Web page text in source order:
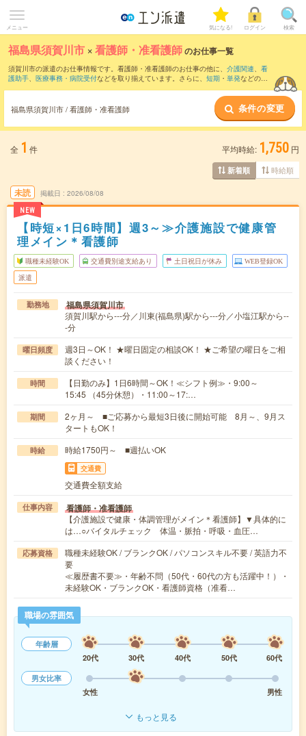
メニュー 気になる! ログイン 検索
福島県須賀川市 ×看護師・准看護師のお仕事一覧
須賀川市の派遣のお仕事情報です。看護師・准看護師のお仕事の他に、 介護関連、 看
護助手、 医療事務・病院受付などを取り揃えています。さらに、 短期 ・ 単発などの期
福島県須賀川市 / 看護師・准看護師 条件の変更
全 1 件 平均時給: 1,750 円
新着順 時給順
未読
NEW
掲載日 2026/08/08
【時短×1日6時間】週3～≫介護施設で健康管
理メイン＊看護師
職種未経験OK 交通費別途支給あり 土日祝日が休み WEB登録OK
派遣
勤務地 福島県須賀川市
須賀川駅から---分／川東(福島県)駅から---分／小塩江駅から--
-分
曜日頻度
週3日～OK！ ★曜日固定の相談OK！ ★ご希望の曜日をご相
談ください！
時間
【日勤のみ】1日6時間～OK！≪シフト例≫・9:00～
15:45 （45分休憩）・11:00～17:…
期間
2ヶ月～ ■ご応募から最短3日後に開始可能 8月～、9月ス
タートもOK！
時給 時給1750円～ ■週払いOK
交通費
交通費全額支給
仕事内容 看護師・准看護師
【介護施設で健康・体調管理がメイン＊看護師】▼具体的に
は…○バイタルチェック 体温・脈拍・呼吸・血圧…
応募資格
職種未経験OK / ブランクOK / パソコンスキル不要 / 英語力不
要
≪履歴書不要≫・年齢不問（50代・60代の方も活躍中！）・
未経験OK・ブランクOK・看護師資格（准看…
職場の雰囲気
年齢層
20代
30代 40代 50代
60代
男女比率
女性
男性
もっと見る